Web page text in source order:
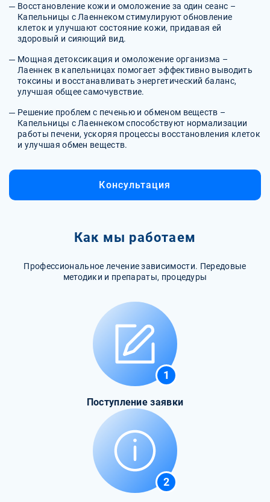
Восстановление кожи и омоложение за один сеанс –
Капельницы с Лаеннеком стимулируют обновление
клеток и улучшают состояние кожи, придавая ей
здоровый и сияющий вид.
Мощная детоксикация и омоложение организма –
Лаеннек в капельницах помогает эффективно выводить
токсины и восстанавливать энергетический баланс,
улучшая общее самочувствие.
Решение проблем с печенью и обменом веществ –
Капельницы с Лаеннеком способствуют нормализации
работы печени, ускоряя процессы восстановления клеток
и улучшая обмен веществ.
Консультация
Как мы работаем
Профессиональное лечение зависимости. Передовые
методики и препараты, процедуры
1
Поступление заявки
2